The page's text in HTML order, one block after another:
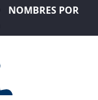
NOMBRES POR